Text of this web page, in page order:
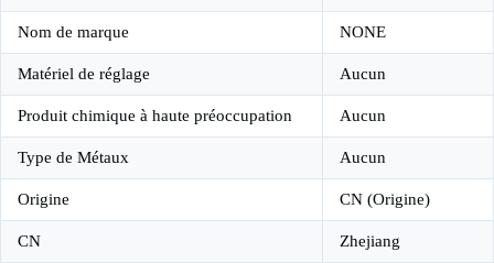
Nom de marque NONE
Matériel de réglage Aucun
Produit chimique à haute préoccupation Aucun
Type de Métaux Aucun
Origine CN (Origine)
CN Zhejiang